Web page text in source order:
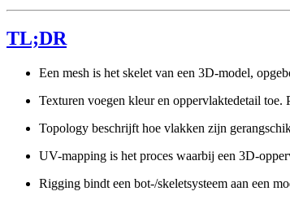
TL;DR
Een mesh is het skelet van een 3D-model,
Texturen voegen kleur en oppervlaktedetail
Topology beschrijft hoe vlakken zijn
UV-mapping is het proces waarbij een 3D-
Rigging bindt een bot-/skeletsysteem aan een